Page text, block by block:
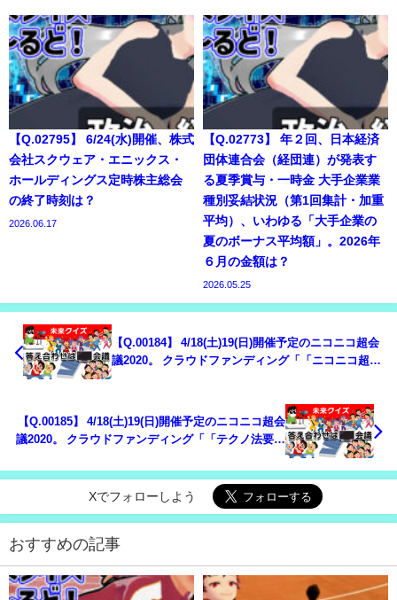
【Q.02795】 6/24(水)開催、株式
会社スクウェア・エニックス・
ホールディングス定時株主総会
の終了時刻は？
2026.06.17
【Q.02773】 年２回、日本経済
団体連合会（経団連）が発表す
る夏季賞与・一時金 大手企業業
種別妥結状況（第1回集計・加重
平均）、いわゆる「大手企業の
夏のボーナス平均額」。2026年
６月の金額は？
2026.05.25
【Q.00184】 4/18(土)19(日)開催予定のニコニコ超会
議2020。 クラウドファンディング「「ニコニコ超会
【Q.00185】 4/18(土)19(日)開催予定のニコニコ超会
議2020。 クラウドファンディング「「テクノ法要」
Xでフォローしよう
おすすめの記事